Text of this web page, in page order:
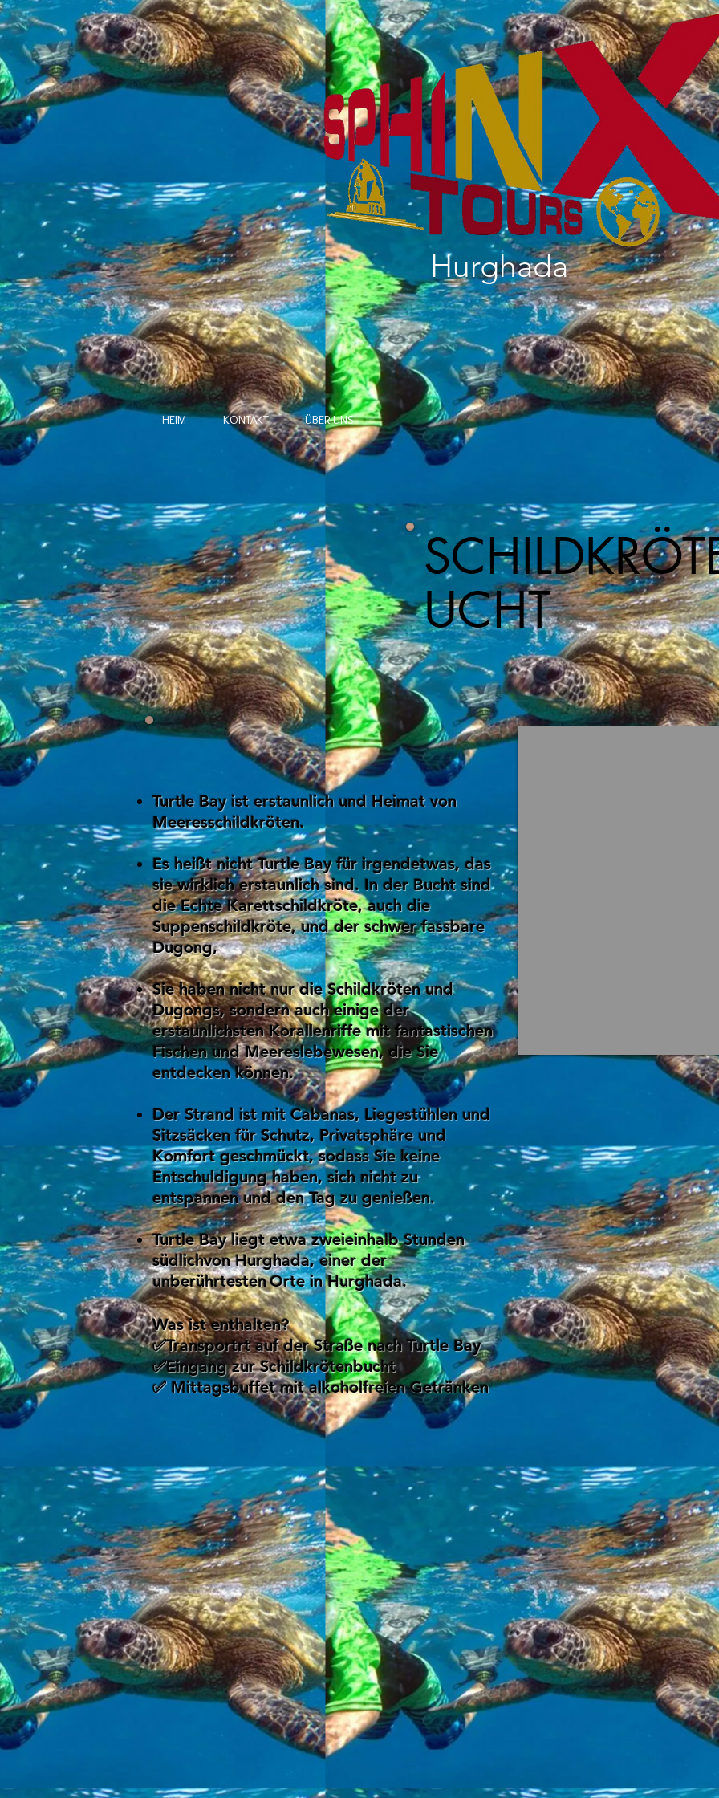
Hurghada
HEIM KONTAKT ÜBER UNS
UCHT
Turtle Bay ist erstaunlich und Heimat von
Meeresschildkröten.
Es heißt nicht Turtle Bay für irgendetwas, das
sie wirklich erstaunlich sind. In der Bucht sind
die Echte Karettschildkröte, auch die
Suppenschildkröte, und der schwer fassbare
Dugong,
Sie haben nicht nur die Schildkröten und
Dugongs, sondern auch einige der
erstaunlichsten Korallenriffe mit fantastischen
Fischen und Meereslebewesen, die Sie
entdecken können.
Der Strand ist mit Cabanas, Liegestühlen und
Sitzsäcken für Schutz, Privatsphäre und
Komfort geschmückt, sodass Sie keine
Entschuldigung haben, sich nicht zu
entspannen und den Tag zu genießen.
Turtle Bay liegt etwa zweieinhalb Stunden
südlichvon Hurghada, einer der
unberührtestenOrte in Hurghada.
Was ist enthalten?
✅Transportrt auf der Straße nach Turtle Bay
✅Eingang zur Schildkrötenbucht
✅ Mittagsbuffet mit alkoholfreien Getränken